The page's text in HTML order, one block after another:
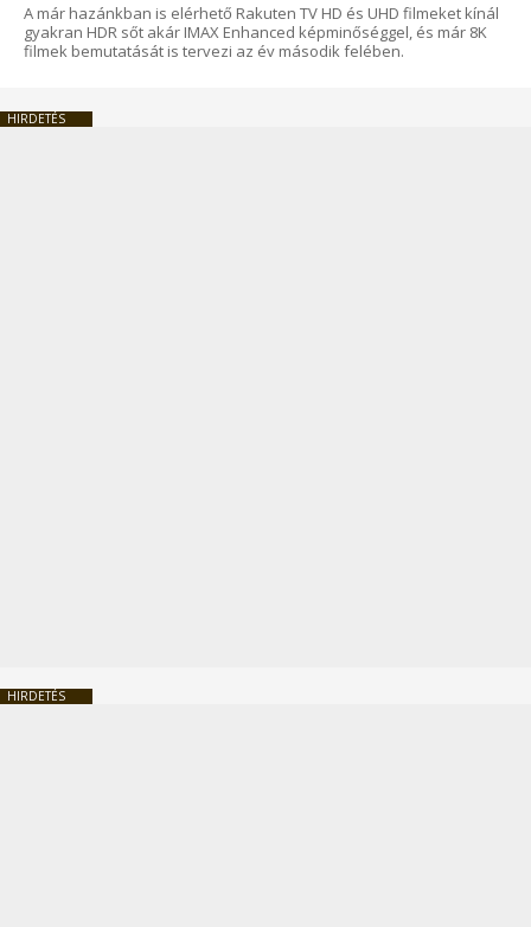
A már hazánkban is elérhető Rakuten TV HD és UHD filmeket kínál
gyakran HDR sőt akár IMAX Enhanced képminőséggel, és már 8K
filmek bemutatását is tervezi az év második felében.
HIRDETÉS
HIRDETÉS